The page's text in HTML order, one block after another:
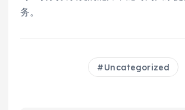
务。
Uncategorized